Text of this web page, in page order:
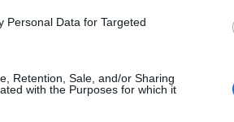
Personal Data for Targeted
Retention, Sale, and/or Sharing
with the Purposes for which it